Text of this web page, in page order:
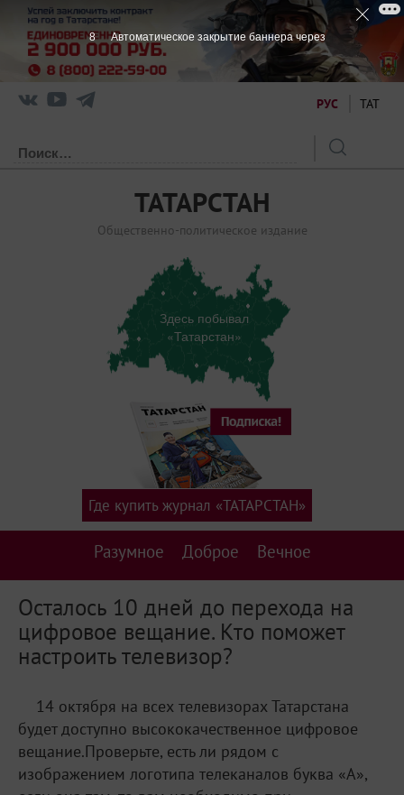
РУС ТАТ
ТАТАРСТАН
Общественно-политическое издание
Здесь побывал
«Татарстан»
Разумное Доброе Вечное
Где купить журнал «ТАТАРСТАН»
Осталось 10 дней до перехода на
цифровое вещание. Кто поможет
настроить телевизор?
14 октября на всех телевизорах Татарстана
будет доступно высококачественное цифровое
вещание.Проверьте, есть ли рядом с
изображением логотипа телеканалов буква «А»,
7 Автоматическое закрытие баннера через